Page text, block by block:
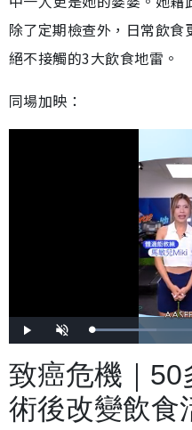
除了定期檢查外，日常飲
絕不接觸的3大飲食地雷。
同場加映：
播
放
開
啟
載
入
3
0
%
致癌危機｜50
術後改變飲食